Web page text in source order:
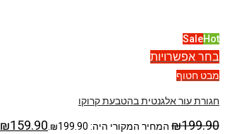
SaleHot
בחר אפשרויות
מבט חטוף
חגורת עור אלגנטית בהטבעת קרוקו
₪199.90 המחיר המקורי היה: ₪199.90. ₪159.90